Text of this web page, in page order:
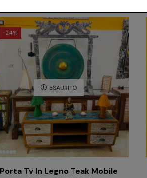
-24%
ESAURITO
Porta Tv In Legno Teak Mobile